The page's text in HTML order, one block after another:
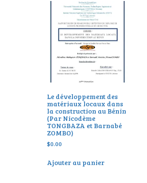
Le développement des
matériaux locaux dans
la construction au Bénin
(Par Nicodème
TONGBAZA et Barnabé
ZOMBO)
$0.00
Ajouter au panier